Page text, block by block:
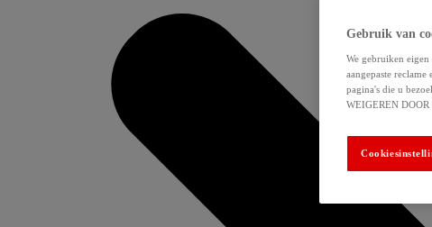
Gebruik van
We gebruiken
aangepaste
pagina's die u
WEIGEREN